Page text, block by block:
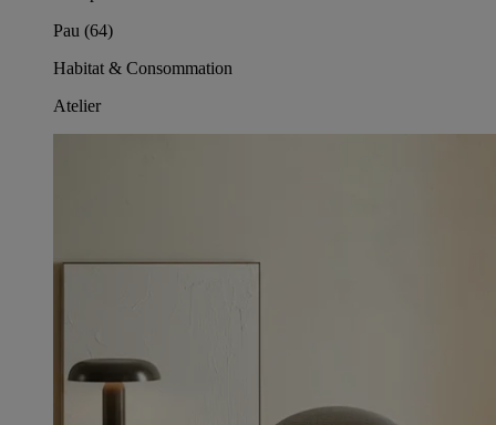
Pau (64)
Habitat & Consommation
Atelier